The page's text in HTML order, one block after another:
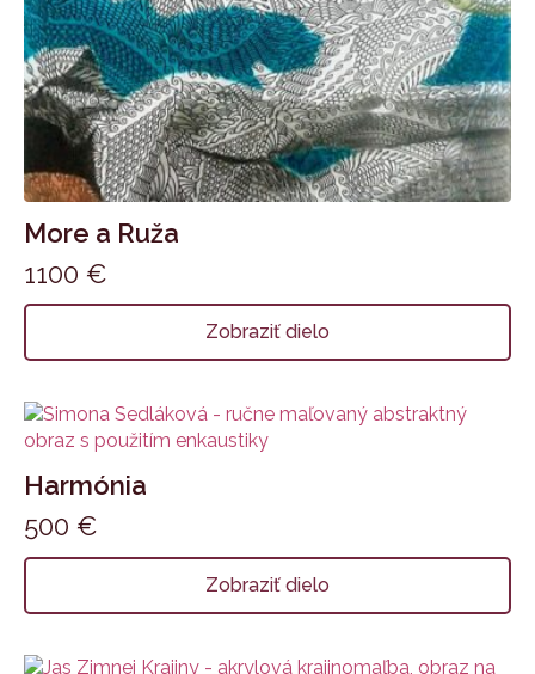
More a Ruža
1100 €
Zobraziť dielo
Harmónia
500 €
Zobraziť dielo